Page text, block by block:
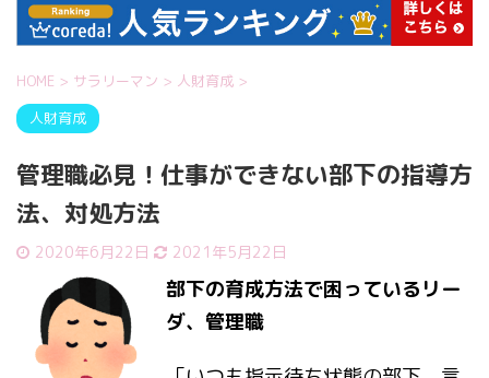
HOME > サラリーマン > 人財育成 >
人財育成
管理職必見！仕事ができない部下の指導方
法、対処方法
2020年6月22日 2021年5月22日
部下の育成方法で困っているリー
ダ、管理職